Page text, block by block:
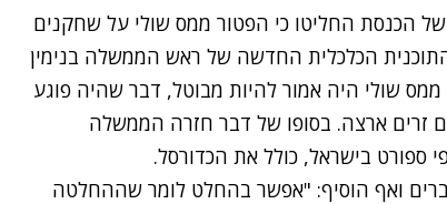
הכנסת החליטו כי הפטור ממס שולי על שחקנים
הכלכלית החדשה של ראש הממשלה בנימין
ממס שולי היה אמור להיות מבוטל, דבר שהיה פוגע
זרים ארצה. בסופו של דבר חזרה הממשלה
בישראל, כולל את הכדורסל.
ואף הוסיף: "אפשר בהחלט לומר שההחלטה